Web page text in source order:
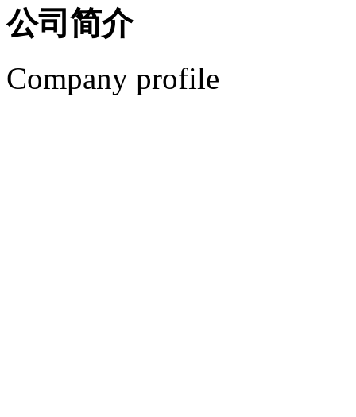
公司简介
Company profile